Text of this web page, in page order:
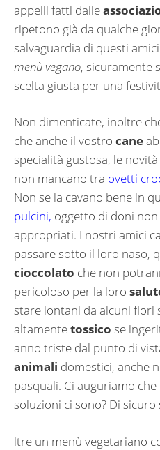
appelli fatti dalle
ripetono già da qualche
salvaguardia di questi
menù vegano, sicuramente
scelta giusta per una
Non dimenticate, inoltre
che anche il vostro cane
specialità gustosa, le
non mancano tra ovetti
Non se la cavano bene in
pulcini, oggetto di doni
appropriati. I nostri amici
passare sotto il loro naso,
cioccolato che non
pericoloso per la loro
stare lontani da alcuni fiori
altamentetossico se
anno triste dal punto di
animali domestici, anche
pasquali. Ci auguriamo
soluzioni ci sono? Di sicuro
ltre un menù vegetariano